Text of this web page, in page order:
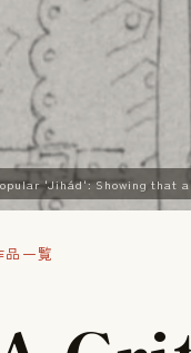
'Jihád': Showing that
品一覧